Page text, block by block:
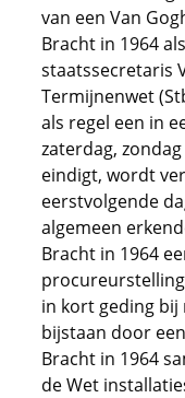
van een Van
Bracht in 1964
staatssecretaris
Termijnenwet
als regel een in
zaterdag,
eindigt, wordt
eerstvolgende
algemeen
Bracht in 1964
in kort geding
bijstaan door
Bracht in 1964
de Wet